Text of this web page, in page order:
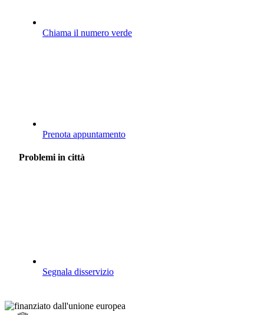
Chiama il numero verde
Prenota appuntamento
Problemi in città
Segnala disservizio